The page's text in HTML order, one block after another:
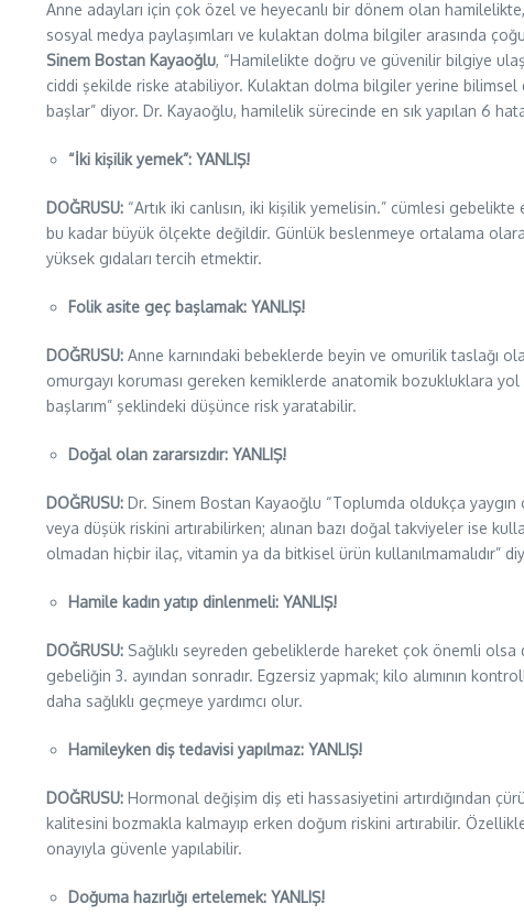
Anne adayları için çok özel ve heyecanlı bir dönem olan
sosyal medya paylaşımları ve kulaktan dolma bilgiler arasında
Sinem Bostan Kayaoğlu, “Hamilelikte doğru ve güvenilir bilgiye
ciddi şekilde riske atabiliyor. Kulaktan dolma bilgiler yerine bilimsel
başlar” diyor. Dr. Kayaoğlu, hamilelik sürecinde en sık yapılan 6
“İki kişilik yemek”: YANLIŞ!
DOĞRUSU: “Artık iki canlısın, iki kişilik yemelisin.” cümlesi
bu kadar büyük ölçekte değildir. Günlük beslenmeye ortalama
yüksek gıdaları tercih etmektir.
Folik asite geç başlamak: YANLIŞ!
DOĞRUSU: Anne karnındaki bebeklerde beyin ve omurilik taslağı
omurgayı koruması gereken kemiklerde anatomik bozukluklara
başlarım” şeklindeki düşünce risk yaratabilir.
Doğal olan zararsızdır: YANLIŞ!
DOĞRUSU: Dr. Sinem Bostan Kayaoğlu “Toplumda oldukça
veya düşük riskini artırabilirken; alınan bazı doğal takviyeler ise
olmadan hiçbir ilaç, vitamin ya da bitkisel ürün kullanılmamalıdır”
Hamile kadın yatıp dinlenmeli: YANLIŞ!
DOĞRUSU: Sağlıklı seyreden gebeliklerde hareket çok önemli olsa
gebeliğin 3. ayından sonradır. Egzersiz yapmak; kilo alımının
daha sağlıklı geçmeye yardımcı olur.
Hamileyken diş tedavisi yapılmaz: YANLIŞ!
DOĞRUSU: Hormonal değişim diş eti hassasiyetini artırdığından
kalitesini bozmakla kalmayıp erken doğum riskini artırabilir.
onayıyla güvenle yapılabilir.
Doğuma hazırlığı ertelemek: YANLIŞ!